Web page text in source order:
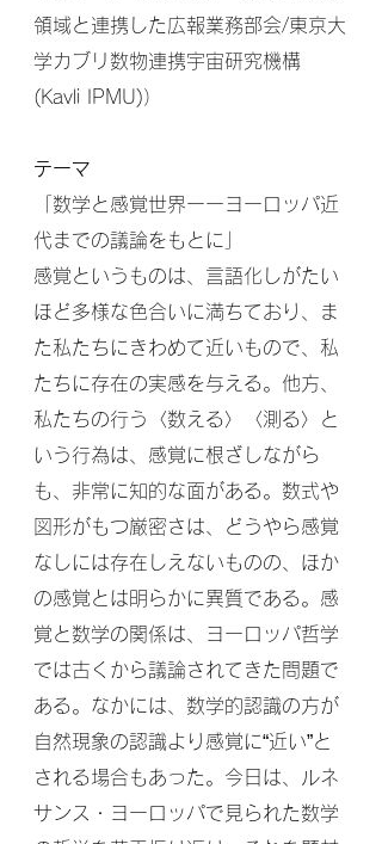
領域と連携した広報業務部会/東京大
学カブリ数物連携宇宙研究機構
(Kavli IPMU)）
テーマ
「数学と感覚世界ーーヨーロッパ近
代までの議論をもとに」
感覚というものは、言語化しがたい
ほど多様な色合いに満ちており、ま
た私たちにきわめて近いもので、私
たちに存在の実感を与える。他方、
私たちの行う〈数える〉〈測る〉と
いう行為は、感覚に根ざしながら
も、非常に知的な面がある。数式や
図形がもつ厳密さは、どうやら感覚
なしには存在しえないものの、ほか
の感覚とは明らかに異質である。感
覚と数学の関係は、ヨーロッパ哲学
では古くから議論されてきた問題で
ある。なかには、数学的認識の方が
自然現象の認識より感覚に“近い”と
される場合もあった。今日は、ルネ
サンス・ヨーロッパで見られた数学